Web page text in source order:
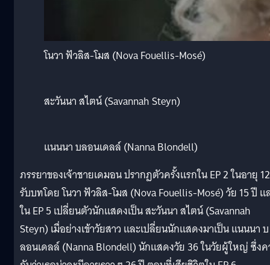
โนวา ฟัวลิส-โมส (Nova Fouellis-Mosé)
สะวันนา สไตน์ (Savannah Steyn)
แนนนา บลอนเดลล์ (Nanna Blondell)
ภรรยาของเจ้าชายเดมอน ปรากฏตัวครั้งแรกใน EP 2 ในอายุ
รับบทโดย โนวา ฟัวลิส-โมส (Nova Fouellis-Mosé) วัย 15 ปี แ
ใน EP 5 เปลี่ยนตัวนักแสดงเป็น สะวันนา สไตน์ (Savannah
Steyn) เมื่อย่างเข้าวัยสาว และเปลี่ยนนักแสดงมาเป็น แนนนา บ
ลอนเดลล์ (Nanna Blondell) นักแสดงวัย 36 ในวัยผู้ใหญ่ ซึ่ง